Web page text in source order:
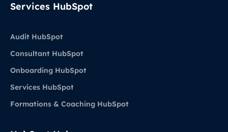
Services HubSpot
Audit HubSpot
Consultant HubSpot
Onboarding HubSpot
Services HubSpot
Formations & Coaching HubSpot